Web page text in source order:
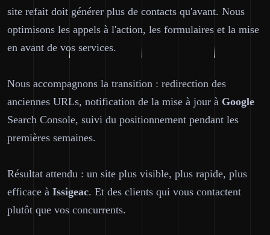
site refait doit générer plus de contacts qu'avant. Nous
optimisons les appels à l'action, les formulaires et la mise
en avant de vos services.
Nous accompagnons la transition : redirection des
anciennes URLs, notification de la mise à jour à Google
Search Console, suivi du positionnement pendant les
premières semaines.
Résultat attendu : un site plus visible, plus rapide, plus
efficace à Issigeac. Et des clients qui vous contactent
plutôt que vos concurrents.